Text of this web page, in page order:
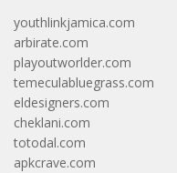
youthlinkjamica.com
arbirate.com
playoutworlder.com
temeculabluegrass.com
eldesigners.com
cheklani.com
totodal.com
apkcrave.com